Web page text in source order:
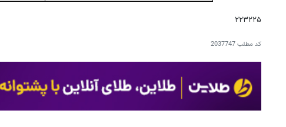
۲۲۳۲۲۵
کد مطلب2037747